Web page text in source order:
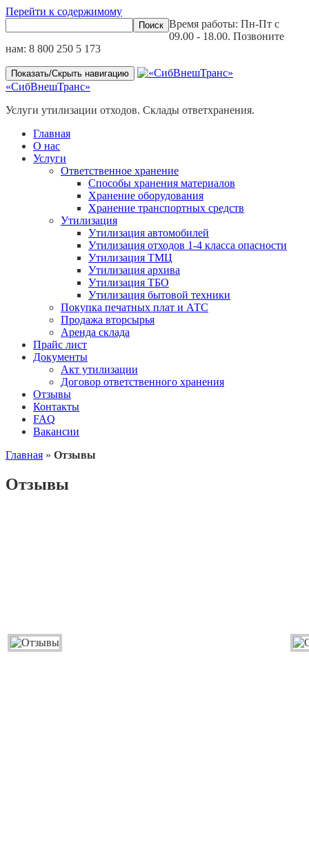
Перейти к содержимому
Время работы: Пн-Пт с
09.00 - 18.00. Позвоните
нам: 8 800 250 5 173
Показать/Скрыть навигацию
«СибВнешТранс»
Услуги утилизации отходов. Склады ответхранения.
Главная
О нас
Услуги
Ответственное хранение
Способы хранения материалов
Хранение оборудования
Хранение транспортных средств
Утилизация
Утилизация автомобилей
Утилизация отходов 1-4 класса опасности
Утилизация ТМЦ
Утилизация архива
Утилизация ТБО
Утилизация бытовой техники
Покупка печатных плат и АТС
Продажа вторсырья
Аренда склада
Прайс лист
Документы
Акт утилизации
Договор ответственного хранения
Отзывы
Контакты
FAQ
Вакансии
Главная » Отзывы
Отзывы